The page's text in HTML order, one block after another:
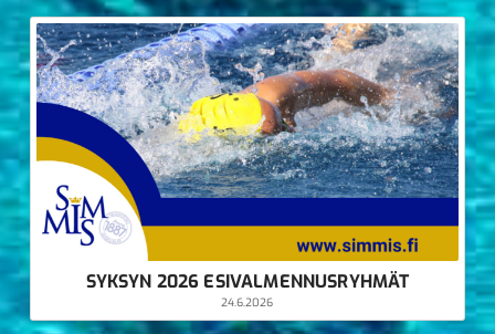
SYKSYN 2026 ESIVALMENNUSRYHMÄT
24.6.2026